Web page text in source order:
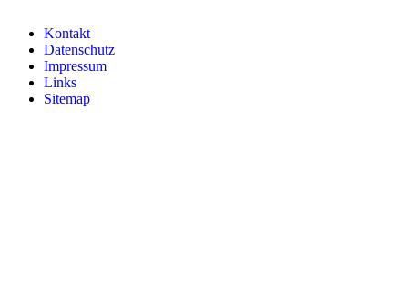
Kontakt
Datenschutz
Impressum
Links
Sitemap